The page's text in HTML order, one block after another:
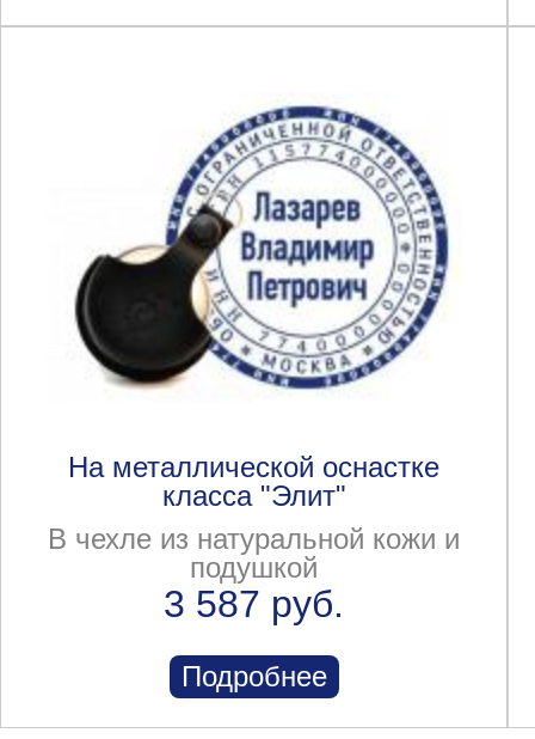
На металлической оснастке
класса "Элит"
В чехле из натуральной кожи и
подушкой
3 587 руб.
Подробнее